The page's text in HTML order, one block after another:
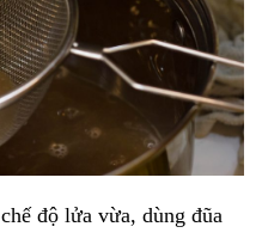
độ lửa vừa, dùng đũa